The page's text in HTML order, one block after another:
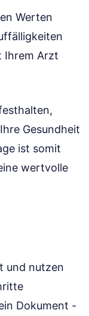
Werten
Ihrem Arzt
Gesundheit
ist somit
wertvolle
und nutzen
Dokument -